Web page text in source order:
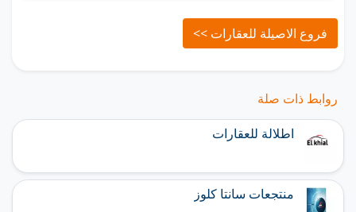
فروع الاصيلة للعقارات >>
روابط ذات صلة
اطلالة للعقارات
منتجعات سانتا كلوز